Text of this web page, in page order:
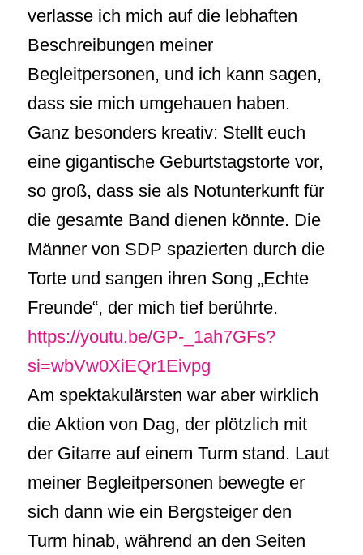
verlasse ich mich auf die lebhaften
Beschreibungen meiner
Begleitpersonen, und ich kann sagen,
dass sie mich umgehauen haben.
Ganz besonders kreativ: Stellt euch
eine gigantische Geburtstagstorte vor,
so groß, dass sie als Notunterkunft für
die gesamte Band dienen könnte. Die
Männer von SDP spazierten durch die
Torte und sangen ihren Song „Echte
Freunde“, der mich tief berührte.
https://youtu.be/GP-_1ah7GFs?
si=wbVw0XiEQr1Eivpg
Am spektakulärsten war aber wirklich
die Aktion von Dag, der plötzlich mit
der Gitarre auf einem Turm stand. Laut
meiner Begleitpersonen bewegte er
sich dann wie ein Bergsteiger den
Turm hinab, während an den Seiten